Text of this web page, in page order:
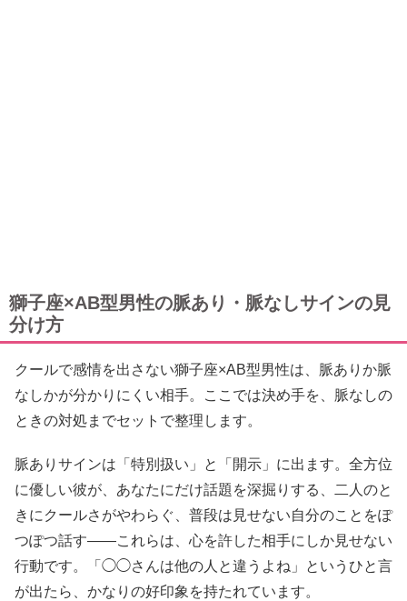
獅子座×AB型男性の脈あり・脈なしサインの見
分け方
クールで感情を出さない獅子座×AB型男性は、脈ありか脈
なしかが分かりにくい相手。ここでは決め手を、脈なしの
ときの対処までセットで整理します。
脈ありサインは「特別扱い」と「開示」に出ます。全方位
に優しい彼が、あなたにだけ話題を深掘りする、二人のと
きにクールさがやわらぐ、普段は見せない自分のことをぽ
つぽつ話す——これらは、心を許した相手にしか見せない
行動です。「◯◯さんは他の人と違うよね」というひと言
が出たら、かなりの好印象を持たれています。